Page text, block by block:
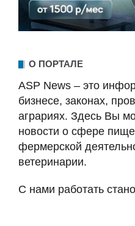
О ПОРТАЛЕ
ASP News – это
бизнесе, законах,
аграриях. Здесь Вы
новости о сфере
фермерской
ветеринарии.
С нами работать